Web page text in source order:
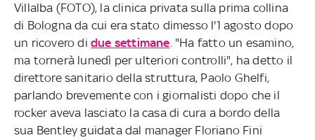
Villalba (FOTO), la clinica privata sulla prima collina
di Bologna da cui era stato dimesso l'1 agosto dopo
un ricovero di due settimane. "Ha fatto un esamino,
ma tornerà lunedì per ulteriori controlli", ha detto il
direttore sanitario della struttura, Paolo Ghelfi,
parlando brevemente con i giornalisti dopo che il
rocker aveva lasciato la casa di cura a bordo della
sua Bentley guidata dal manager Floriano Fini